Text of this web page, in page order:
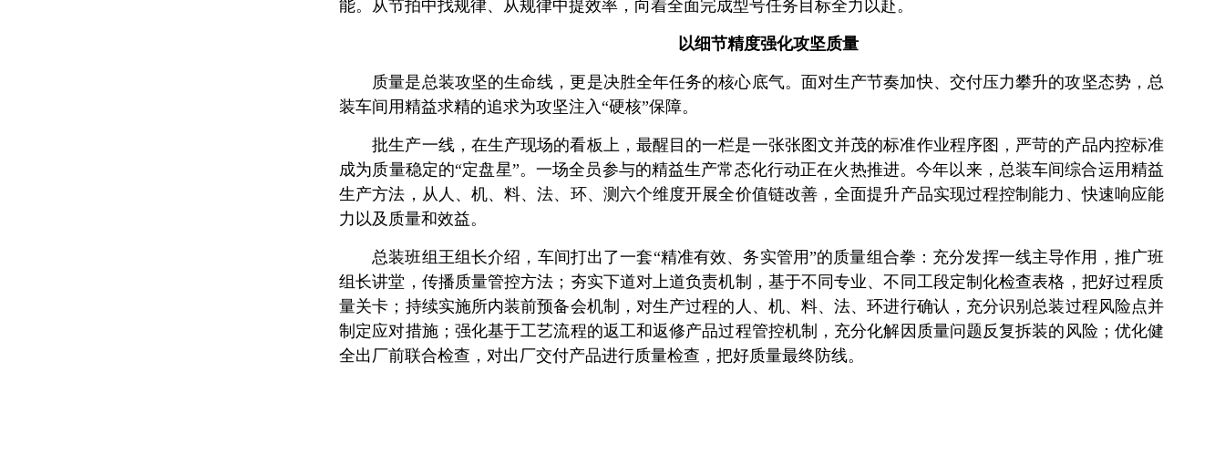
能。从节拍中找规律、从规律中提效率，向着全面完成型号任务目标全力以赴。
以细节精度强化攻坚质量
质量是总装攻坚的生命线，更是决胜全年任务的核心底气。面对生产节奏加快、交付压力攀升的攻坚态势，总
装车间用精益求精的追求为攻坚注入“硬核”保障。
批生产一线，在生产现场的看板上，最醒目的一栏是一张张图文并茂的标准作业程序图，严苛的产品内控标准
成为质量稳定的“定盘星”。一场全员参与的精益生产常态化行动正在火热推进。今年以来，总装车间综合运用精益
生产方法，从人、机、料、法、环、测六个维度开展全价值链改善，全面提升产品实现过程控制能力、快速响应能
力以及质量和效益。
总装班组王组长介绍，车间打出了一套“精准有效、务实管用”的质量组合拳：充分发挥一线主导作用，推广班
组长讲堂，传播质量管控方法；夯实下道对上道负责机制，基于不同专业、不同工段定制化检查表格，把好过程质
量关卡；持续实施所内装前预备会机制，对生产过程的人、机、料、法、环进行确认，充分识别总装过程风险点并
制定应对措施；强化基于工艺流程的返工和返修产品过程管控机制，充分化解因质量问题反复拆装的风险；优化健
全出厂前联合检查，对出厂交付产品进行质量检查，把好质量最终防线。